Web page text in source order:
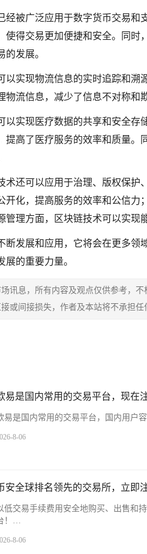
经被广泛应用于数字货币交易
使得交易更加便捷和安全。同
发展。
以实现物流信息的实时追踪和
物流信息，减少了信息不对称和
以实现医疗数据的共享和安全
提高了医疗服务的效率和质量
术还可以应用于治理、版权保
开化，提高服务的效率和公信
管理方面，区块链技术可以实现
断发展和应用，它将会在更多
的重要力量。
讯息，所有内容及观点仅供参考，
或间接损失，作者及本站将不承担任
易是国内常用的交易平台，现在
易是国内常用的交易平台，国内用户
8-06
安全球排名领先的交易所，立即
低交易手续费用安全地购买、出售和
！…
8-06